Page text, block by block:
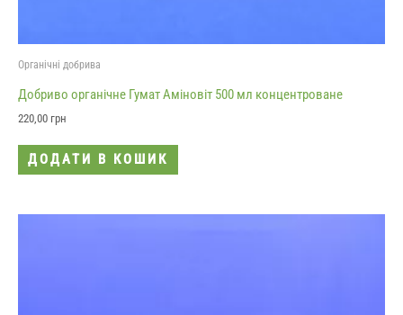
Органічні добрива
Добриво органічне Гумат Аміновіт 500 мл концентроване
220,00 грн
ДОДАТИ В КОШИК